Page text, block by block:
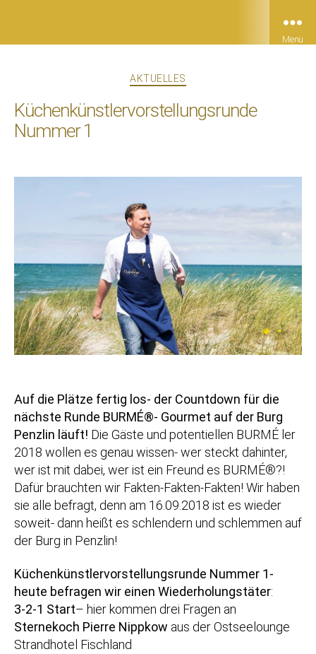
Menü
Kategorien
AKTUELLES
Küchenkünstlervorstellungsrunde
Nummer 1
Auf die Plätze fertig los- der Countdown für die
nächste Runde BURMÉ®- Gourmet auf der Burg
Penzlin läuft! Die Gäste und potentiellen BURMÉ ler
2018 wollen es genau wissen- wer steckt dahinter,
wer ist mit dabei, wer ist ein Freund es BURMÉ®?!
Dafür brauchten wir Fakten-Fakten-Fakten! Wir haben
sie alle befragt, denn am 16.09.2018 ist es wieder
soweit- dann heißt es schlendern und schlemmen auf
der Burg in Penzlin!
Küchenkünstlervorstellungsrunde Nummer 1-
heute befragen wir einen Wiederholungstäter:
3-2-1 Start– hier kommen drei Fragen an
Sternekoch Pierre Nippkow aus der Ostseelounge
Strandhotel Fischland